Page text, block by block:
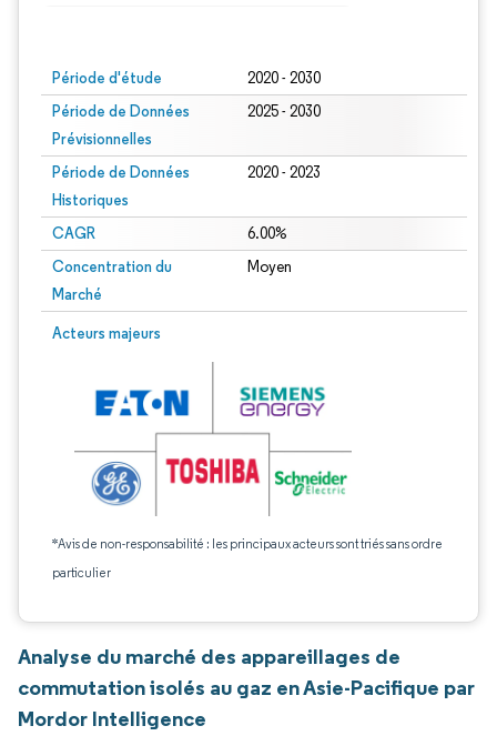
Période d'étude 2020 - 2030
Période de Données
Prévisionnelles
2025 - 2030
Période de Données
Historiques
2020 - 2023
CAGR 6.00%
Concentration du
Marché
Moyen
Acteurs majeurs
*Avis de non-responsabilité : les principaux acteurs sont triés sans ordre
particulier
Analyse du marché des appareillages de
commutation isolés au gaz en Asie-Pacifique par
Mordor Intelligence